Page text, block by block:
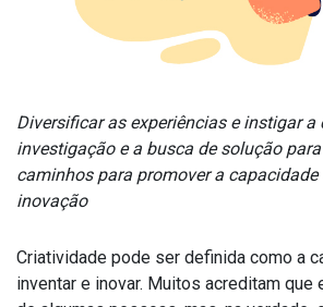
Diversificar as experiências e instigar a
investigação e a busca de solução
caminhos para promover a capacidade
inovação
Criatividade pode ser definida como a
inventar e inovar. Muitos acreditam que